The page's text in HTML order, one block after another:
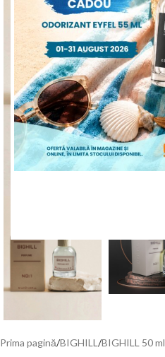
Mărește poza
Prima pagină/BIGHILL /BIGHILL 50 ml